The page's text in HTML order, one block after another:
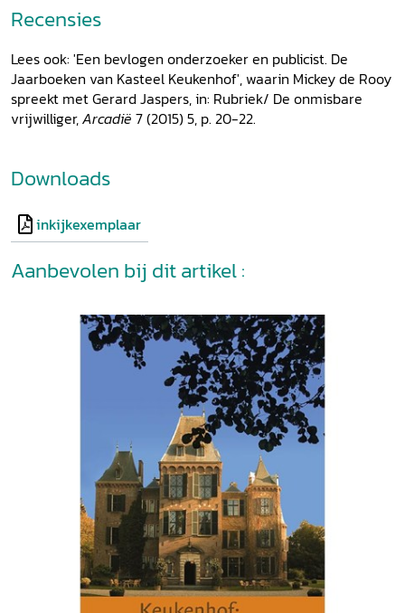
GERARD JASPERS, De
D’Alembert in de bibliotheek van kasteel
Keukenhof
LEO WEVERS, Beschouwing van Keukenhofs
schouwen
MARIA VAN VLIJMEN, De kachels en fornuizen in
kasteel Keukenhof
Recensies
Lees ook: 'Een bevlogen onderzoeker en publicist. De
Jaarboeken van Kasteel Keukenhof', waarin Mickey de Rooy
spreekt met Gerard Jaspers, in: Rubriek/ De onmisbare
vrijwilliger,Arcadië 7 (2015) 5, p. 20-22.
Downloads
inkijkexemplaar
Aanbevolen bij dit artikel :